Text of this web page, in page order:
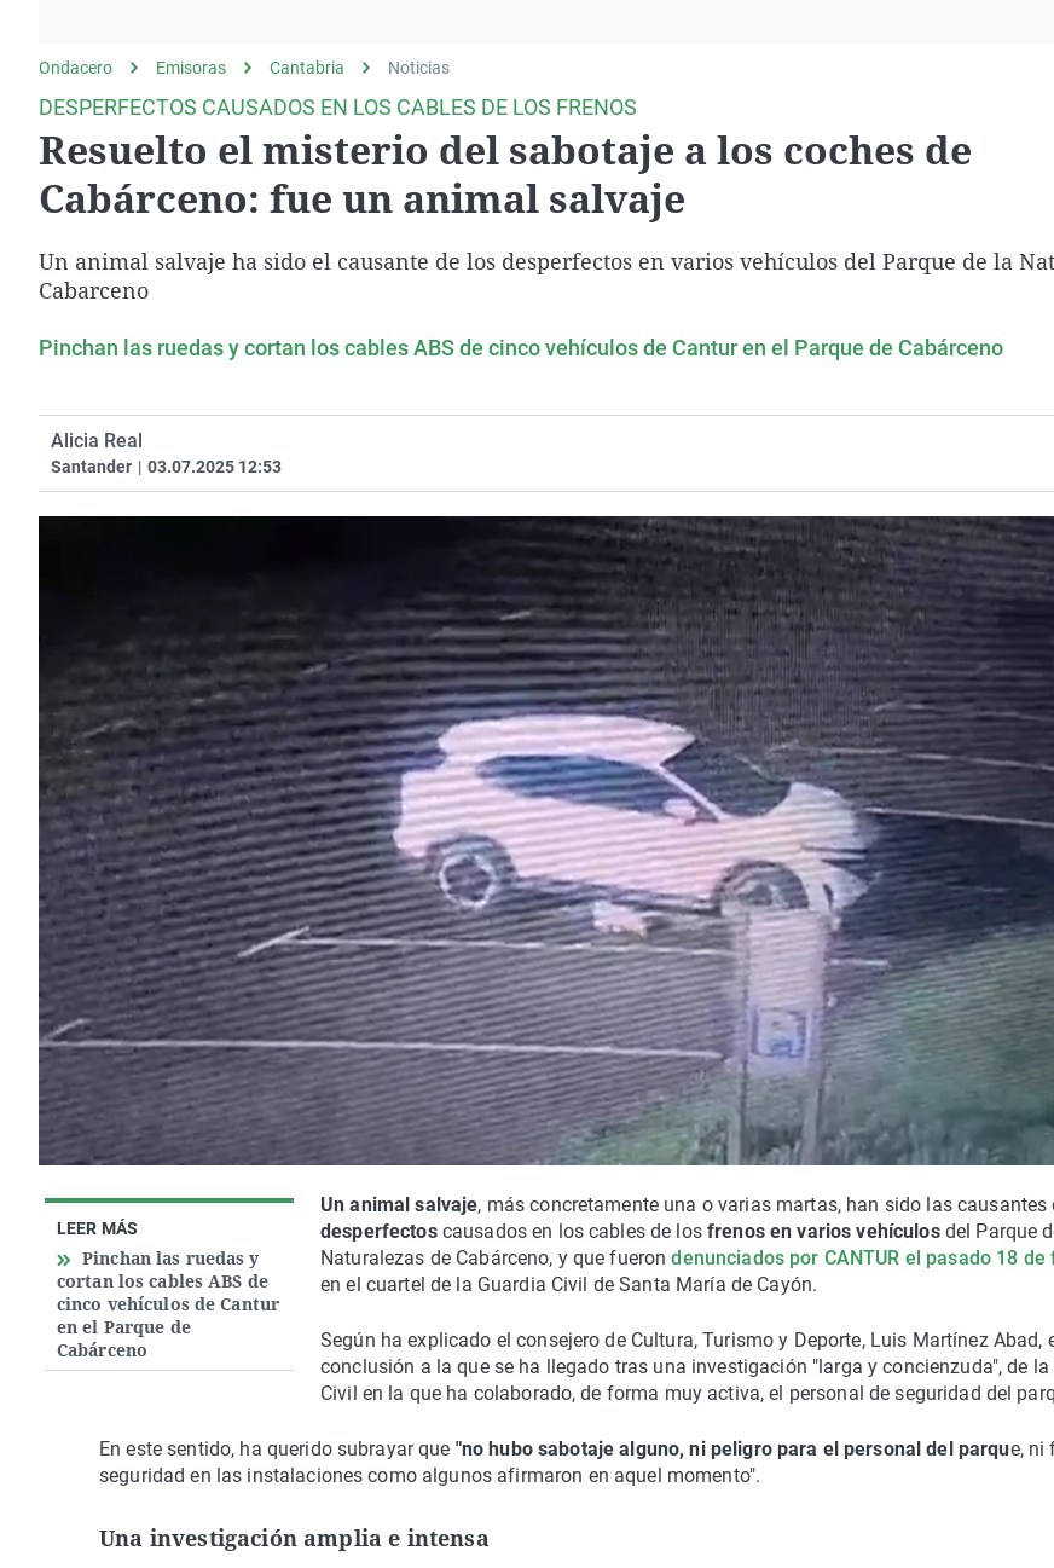
gato
Operación Viuda
Negra
Navarra
Ondacero Emisoras Cantabria Noticias
DESPERFECTOS CAUSADOS EN LOS CABLES DE LOS FRENOS
Resuelto el misterio del sabotaje a los coches de
Cabárceno: fue un animal salvaje
Un animal salvaje ha sido el causante de los desperfectos en varios vehículos del Parque de la
Cabarceno
Pinchan las ruedas y cortan los cables ABS de cinco vehículos de Cantur en el Parque de Cabárceno
Alicia Real
Santander | 03.07.2025 12:53
LEER MÁS
Pinchan las ruedas y
cortan los cables ABS de
cinco vehículos de Cantur
en el Parque de
Cabárceno
Un animal salvaje, más concretamente una o varias martas, han sido las causantes
desperfectos causados en los cables de losfrenos en varios vehículos del Parque
Naturalezas de Cabárceno, y que fuerondenunciados por CANTUR el pasado 18
en el cuartel de la Guardia Civil de Santa María de Cayón.
Según ha explicado el consejero de Cultura, Turismo y Deporte, Luis Martínez Abad,
conclusión a la que se ha llegado tras una investigación "larga y concienzuda", de la
Civil en la que ha colaborado, de forma muy activa, el personal de seguridad del
En este sentido, ha querido subrayar que "no hubo sabotaje alguno, ni peligro para el personal del parque, ni
seguridad en las instalaciones como algunos afirmaron en aquel momento".
Una investigación amplia e intensa